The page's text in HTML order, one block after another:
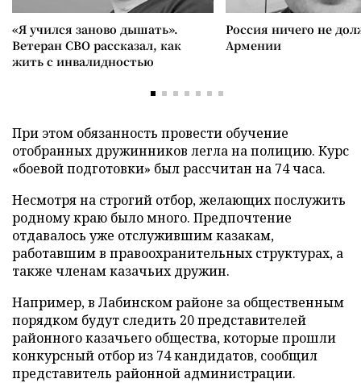
«Я учился заново дышать».
Ветеран СВО рассказал, как
жить с инвалидностью
Россия ничего не
Армении
При этом обязанность провести обучение
отобранных дружинников легла на полицию. Курс
«боевой подготовки» был рассчитан на 74 часа.
Несмотря на строгий отбор, желающих послужить
родному краю было много. Предпочтение
отдавалось уже отслужившим казакам,
работавшим в правоохранительных структурах, а
также членам казачьих дружин.
Например, в Лабинском районе за общественным
порядком будут следить 20 представителей
районного казачьего общества, которые прошли
конкурсный отбор из 74 кандидатов, сообщил
представитель районной администрации.